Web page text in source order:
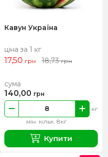
Кавун Україна
ціна за 1 кг
17,50 грн 18,73грн
мін. кільк. 8кг
кг
сума
140,00 грн
Купити